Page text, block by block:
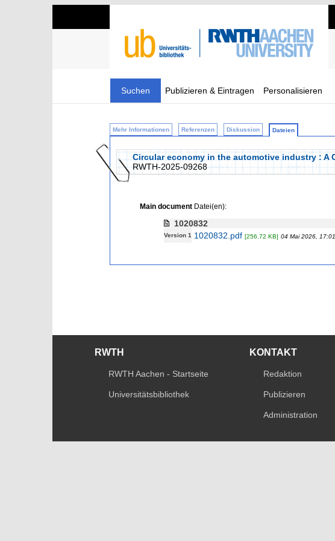
Suchen Publizieren & Eintragen Personalisieren
Mehr Informationen Referenzen Diskussion Dateien
Circular economy in the automotive industry : A
RWTH-2025-09268
Main documentDatei(en):
1020832
Version 1 1020832.pdf [256.72 KB] 04 Mai 2026, 17:01
RWTH
RWTH Aachen - Startseite
Universitätsbibliothek
KONTAKT
Redaktion
Publizieren
Administration